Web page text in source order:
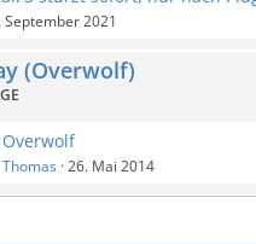
September 2021
(Overwolf)
Overwolf
Thomas 26. Mai 2014